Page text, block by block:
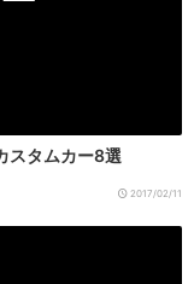
スタムカー8選
2017/02/11